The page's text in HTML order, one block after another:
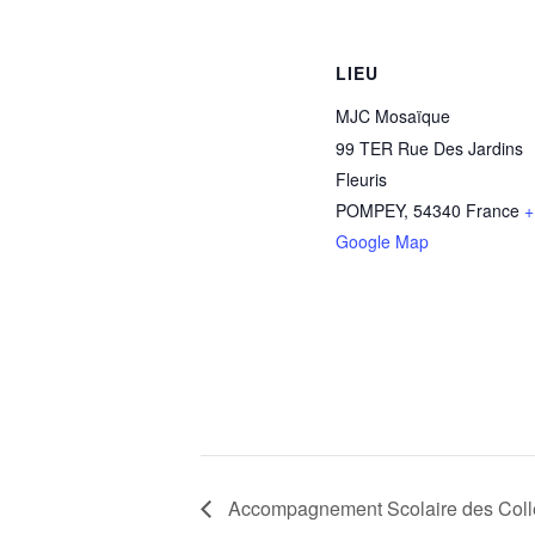
LIEU
MJC Mosaïque
99 TER Rue Des Jardins
Fleuris
POMPEY, 54340 France +
Google Map
Accompagnement Scolaire des